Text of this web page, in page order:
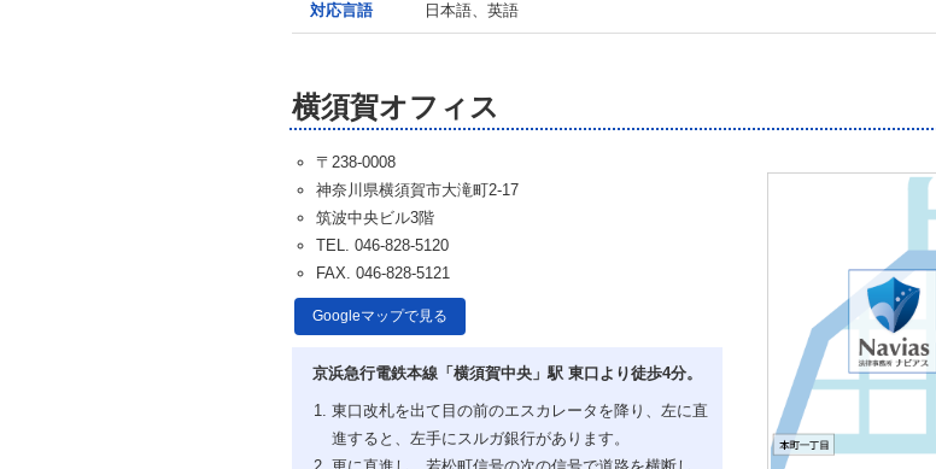
対応言語 日本語、英語
横須賀オフィス
〒238-0008
神奈川県横須賀市大滝町2-17
筑波中央ビル3階
TEL. 046-828-5120
FAX. 046-828-5121
Googleマップで見る
京浜急行電鉄本線「横須賀中央」駅 東口より徒歩4分。
東口改札を出て目の前のエスカレータを降り、左に直
進すると、左手にスルガ銀行があります。